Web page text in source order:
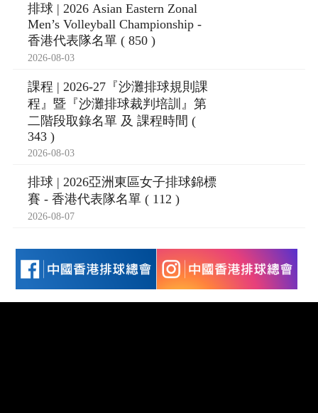
排球 | 2026 Asian Eastern Zonal
Men’s Volleyball Championship -
香港代表隊名單 ( 850 )
2026-08-03
課程 | 2026-27『沙灘排球規則課
程』暨『沙灘排球裁判培訓』第
二階段取錄名單 及 課程時間 (
343 )
2026-08-03
排球 | 2026亞洲東區女子排球錦標
賽 - 香港代表隊名單 ( 112 )
2026-08-07